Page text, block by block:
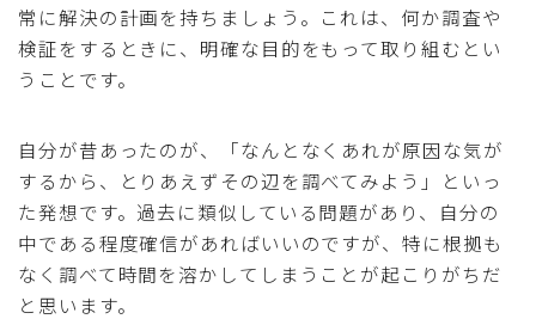
常に解決の計画を持ちましょう。これは、何か調査や
検証をするときに、明確な目的をもって取り組むとい
うことです。
自分が昔あったのが、「なんとなくあれが原因な気が
するから、とりあえずその辺を調べてみよう」といっ
た発想です。過去に類似している問題があり、自分の
中である程度確信があればいいのですが、特に根拠も
なく調べて時間を溶かしてしまうことが起こりがちだ
と思います。